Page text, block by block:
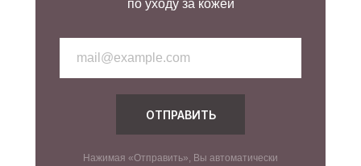
по уходу за кожей
ОТПРАВИТЬ
Нажимая «Отправить», Вы автоматически